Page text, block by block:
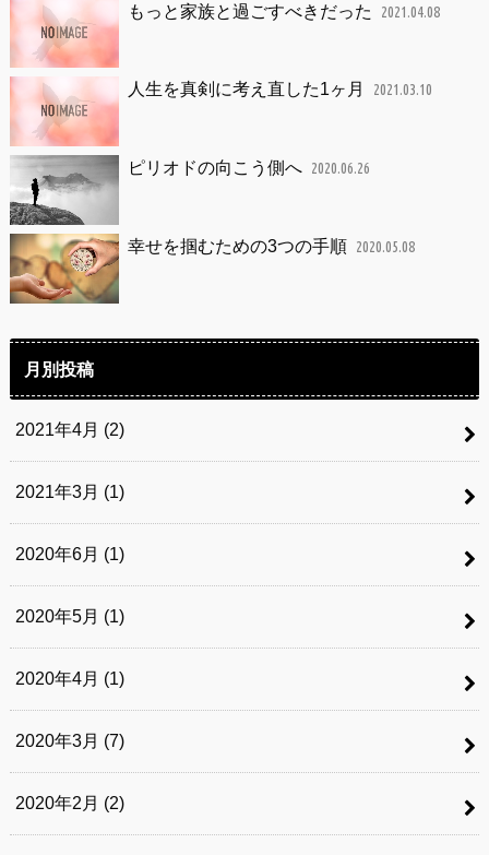
もっと家族と過ごすべきだった 2021.04.08
人生を真剣に考え直した1ヶ月 2021.03.10
ピリオドの向こう側へ 2020.06.26
幸せを掴むための3つの手順 2020.05.08
月別投稿
2021年4月 (2)
2021年3月 (1)
2020年6月 (1)
2020年5月 (1)
2020年4月 (1)
2020年3月 (7)
2020年2月 (2)